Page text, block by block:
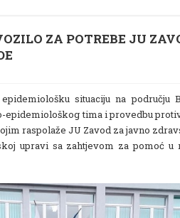
ZA POTREBE JU
situaciju na području
epidemiološkog tima i provedbu
raspolaže JU Zavod za javno
upravi sa zahtjevom za pomoć u